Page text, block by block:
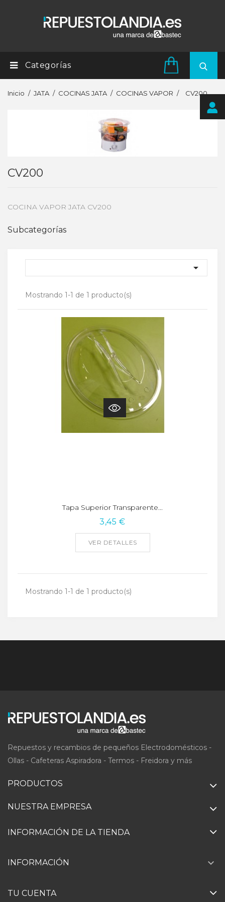
Categorías
Inicio JATA COCINAS JATA COCINAS VAPOR CV200
CV200
COCINA VAPOR JATA CV200
Subcategorías

Mostrando 1-1 de 1 producto(s)
Tapa Superior Transparente...
3,45 €
VER DETALLES
Mostrando 1-1 de 1 producto(s)
Repuestos y recambios de pequeños Electrodomésticos -
Ollas - Cafeteras Aspiradora - Termos - Freidora y más
PRODUCTOS
NUESTRA EMPRESA
INFORMACIÓN DE LA TIENDA
INFORMACIÓN 
TU CUENTA